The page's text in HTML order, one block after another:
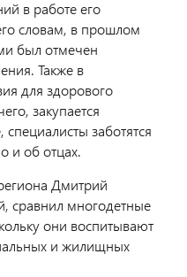
в работе его
словам, в прошлом
был отмечен
Также в
для здорового
закупается
заботятся
и об отцах.
Дмитрий
сравнил многодетные
они воспитывают
и жилищных